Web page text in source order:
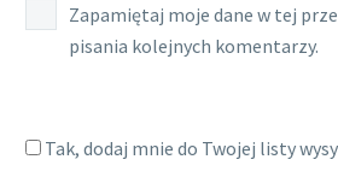
Zapamiętaj moje dane w tej
pisania kolejnych komentarzy.
Tak, dodaj mnie do Twojej listy